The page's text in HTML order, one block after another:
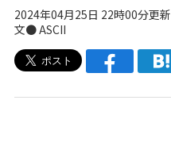
2024年04月25日 22時00分更新
文● ASCII